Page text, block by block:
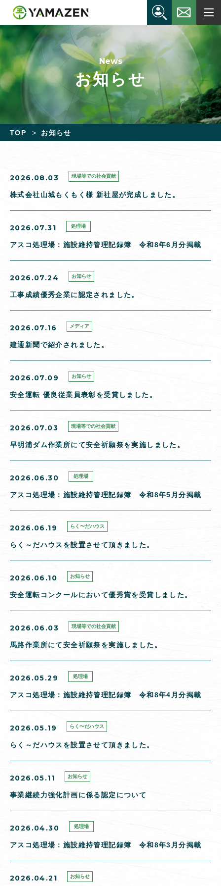
News
お知らせ
TOP お知らせ
2026.08.03 現場等での社会貢献
株式会社山城もくもく様 新社屋が完成しました。
2026.07.31 処理場
アスコ処理場：施設維持管理記録簿 令和8年6月分掲載
2026.07.24 お知らせ
工事成績優秀企業に認定されました。
2026.07.16 メディア
建通新聞で紹介されました。
2026.07.09 お知らせ
安全運転 優良従業員表彰を受賞しました。
2026.07.03 現場等での社会貢献
早明浦ダム作業所にて安全祈願祭を実施しました。
2026.06.30 処理場
アスコ処理場：施設維持管理記録簿 令和8年5月分掲載
2026.06.19 らく〜だハウス
らく～だハウスを設置させて頂きました。
2026.06.10 お知らせ
安全運転コンクールにおいて優秀賞を受賞しました。
2026.06.03 現場等での社会貢献
馬路作業所にて安全祈願祭を実施しました。
2026.05.29 処理場
アスコ処理場：施設維持管理記録簿 令和8年4月分掲載
2026.05.19 らく〜だハウス
らく～だハウスを設置させて頂きました。
2026.05.11 お知らせ
事業継続力強化計画に係る認定について
2026.04.30 処理場
アスコ処理場：施設維持管理記録簿 令和8年3月分掲載
2026.04.21 お知らせ